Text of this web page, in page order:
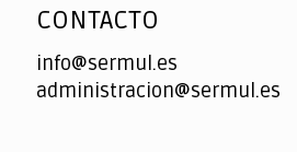
CONTACTO
info@sermul.es
administracion@sermul.es